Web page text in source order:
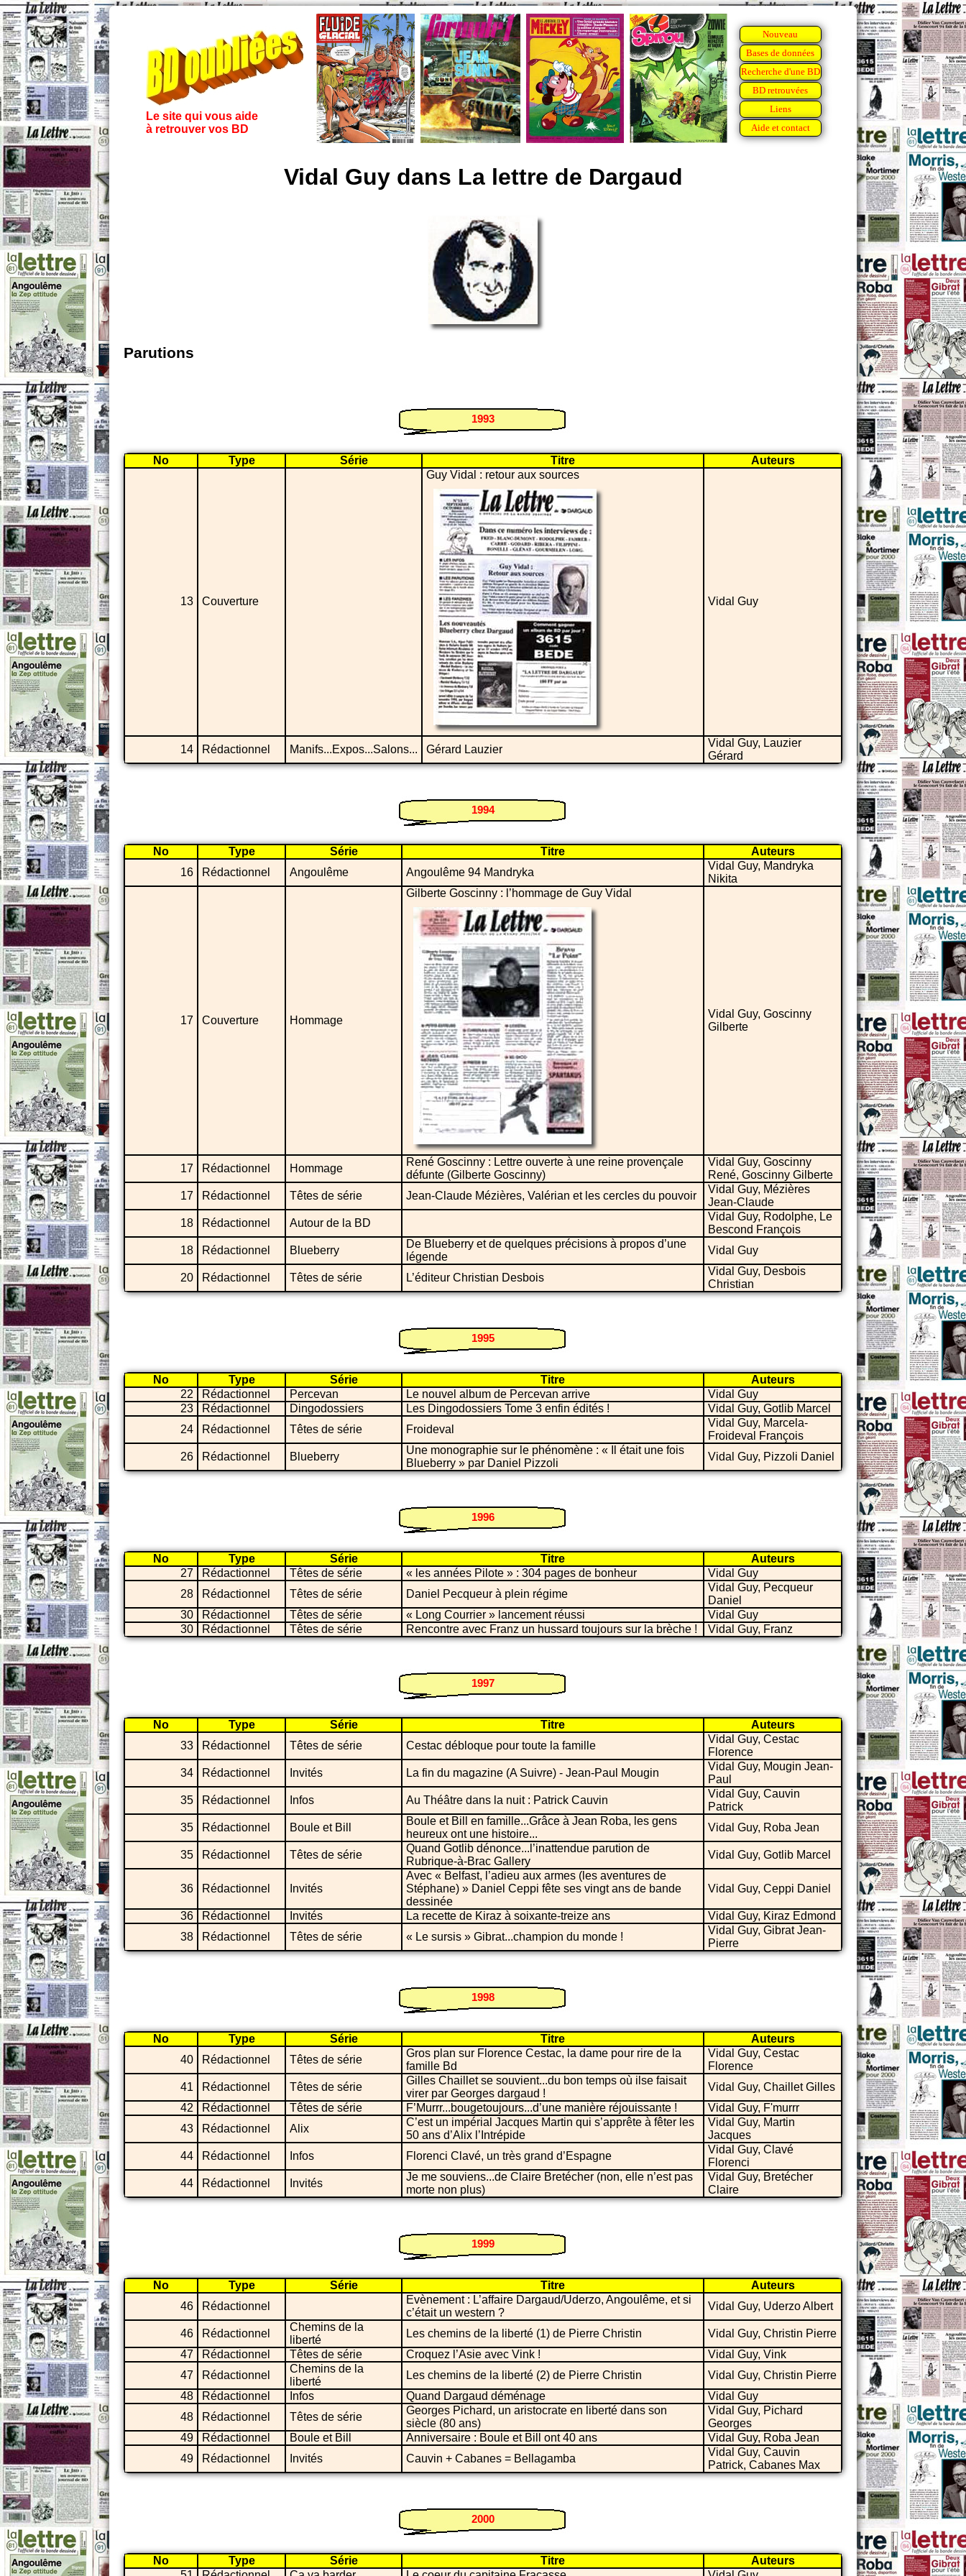
Le site qui vous aide
à retrouver vos BD
Nouveau
Bases de données
Recherche d'une BD
BD retrouvées
Liens
Aide et contact
Vidal Guy dans La lettre de Dargaud
Parutions
1993
No Type Série Titre Auteurs
13 Couverture
Guy Vidal : retour aux sources
Vidal Guy
14 Rédactionnel Manifs...Expos...Salons... Gérard Lauzier
Vidal Guy, Lauzier
Gérard
1994
No Type Série Titre
Auteurs
16
Rédactionnel Angoulême Angoulême 94 Mandryka
Vidal Guy, Mandryka
Nikita
17 Couverture Hommage
Gilberte Goscinny : l’hommage de Guy Vidal
Vidal Guy, Goscinny
Gilberte
17 Rédactionnel Hommage
René Goscinny : Lettre ouverte à une reine provençale
défunte (Gilberte Goscinny)
Vidal Guy, Goscinny
René, Goscinny Gilberte
17
Rédactionnel Têtes de série Jean-Claude Mézières, Valérian et les cercles du pouvoir
Vidal Guy, Mézières
Jean-Claude
18
Rédactionnel Autour de la BD
Vidal Guy, Rodolphe, Le
Bescond François
18
Rédactionnel Blueberry
De Blueberry et de quelques précisions à propos d’une
légende
Vidal Guy
20 Rédactionnel Têtes de série L’éditeur Christian Desbois
Vidal Guy, Desbois
Christian
1995
No Type Série Titre
Auteurs
22
Rédactionnel Percevan Le nouvel album de Percevan arrive
Vidal Guy
23
Rédactionnel Dingodossiers Les Dingodossiers Tome 3 enfin édités !
Vidal Guy, Gotlib Marcel
24
Rédactionnel Têtes de série Froideval
Vidal Guy, Marcela-
Froideval François
26
Rédactionnel Blueberry
Une monographie sur le phénomène : « Il était une fois
Blueberry » par Daniel Pizzoli
Vidal Guy, Pizzoli Daniel
1996
No Type Série Titre
Auteurs
27
Rédactionnel Têtes de série « les années Pilote » : 304 pages de bonheur
Vidal Guy
28
Rédactionnel Têtes de série Daniel Pecqueur à plein régime
Vidal Guy, Pecqueur
Daniel
30
Rédactionnel Têtes de série « Long Courrier » lancement réussi
Vidal Guy
30
Rédactionnel Têtes de série Rencontre avec Franz un hussard toujours sur la brèche ! Vidal Guy, Franz
1997
No Type Série Titre
Auteurs
33
Rédactionnel Têtes de série Cestac débloque pour toute la famille
Vidal Guy, Cestac
Florence
34
Rédactionnel Invités La fin du magazine (A Suivre) - Jean-Paul Mougin
Vidal Guy, Mougin Jean-
Paul
35
Rédactionnel Infos Au Théâtre dans la nuit : Patrick Cauvin
Vidal Guy, Cauvin
Patrick
35
Rédactionnel Boule et Bill
Boule et Bill en famille...Grâce à Jean Roba, les gens
heureux ont une histoire...
Vidal Guy, Roba Jean
35 Rédactionnel Têtes de série
Quand Gotlib dénonce...l’inattendue parution de
Rubrique-à-Brac Gallery
Vidal Guy, Gotlib Marcel
36 Rédactionnel Invités
Avec « Belfast, l’adieu aux armes (les aventures de
Stéphane) » Daniel Ceppi fête ses vingt ans de bande
dessinée
Vidal Guy, Ceppi Daniel
36 Rédactionnel Invités La recette de Kiraz à soixante-treize ans
Vidal Guy, Kiraz Edmond
38
Rédactionnel Têtes de série « Le sursis » Gibrat...champion du monde !
Vidal Guy, Gibrat Jean-
Pierre
1998
No Type Série Titre
Auteurs
40
Rédactionnel Têtes de série
Gros plan sur Florence Cestac, la dame pour rire de la
famille Bd
Vidal Guy, Cestac
Florence
41
Rédactionnel Têtes de série
Gilles Chaillet se souvient...du bon temps où ilse faisait
virer par Georges dargaud !
Vidal Guy, Chaillet Gilles
42
Rédactionnel Têtes de série F’Murrr...bougetoujours...d’une manière réjouissante !
Vidal Guy, F'murrr
43
Rédactionnel Alix
C’est un impérial Jacques Martin qui s’apprête à fêter les
50 ans d’Alix l’Intrépide
Vidal Guy, Martin
Jacques
44
Rédactionnel Infos Florenci Clavé, un très grand d’Espagne
Vidal Guy, Clavé
Florenci
44
Rédactionnel Invités
Je me souviens...de Claire Bretécher (non, elle n’est pas
morte non plus)
Vidal Guy, Bretécher
Claire
1999
No Type Série Titre
Auteurs
46
Rédactionnel
Evènement : L’affaire Dargaud/Uderzo, Angoulême, et si
c’était un western ?
Vidal Guy, Uderzo Albert
46 Rédactionnel
Chemins de la
liberté
Les chemins de la liberté (1) de Pierre Christin
Vidal Guy, Christin Pierre
47
Rédactionnel Têtes de série Croquez l’Asie avec Vink !
Vidal Guy, Vink
47
Rédactionnel
Chemins de la
liberté
Les chemins de la liberté (2) de Pierre Christin
Vidal Guy, Christin Pierre
48
Rédactionnel Infos Quand Dargaud déménage
Vidal Guy
48
Rédactionnel Têtes de série
Georges Pichard, un aristocrate en liberté dans son
siècle (80 ans)
Vidal Guy, Pichard
Georges
49
Rédactionnel Boule et Bill Anniversaire : Boule et Bill ont 40 ans
Vidal Guy, Roba Jean
49
Rédactionnel Invités Cauvin + Cabanes = Bellagamba
Vidal Guy, Cauvin
Patrick, Cabanes Max
2000
No Type Série Titre
Auteurs